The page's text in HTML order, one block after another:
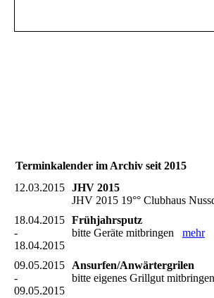
Terminkalender im Archiv seit 2015
12.03.2015 JHV 2015
JHV 2015 19°° Clubhaus
18.04.2015
-
18.04.2015
Frühjahrsputz
bitte Geräte mitbringen mehr
09.05.2015
-
09.05.2015
Ansurfen/Anwärtergrilen
bitte eigenes Grillgut